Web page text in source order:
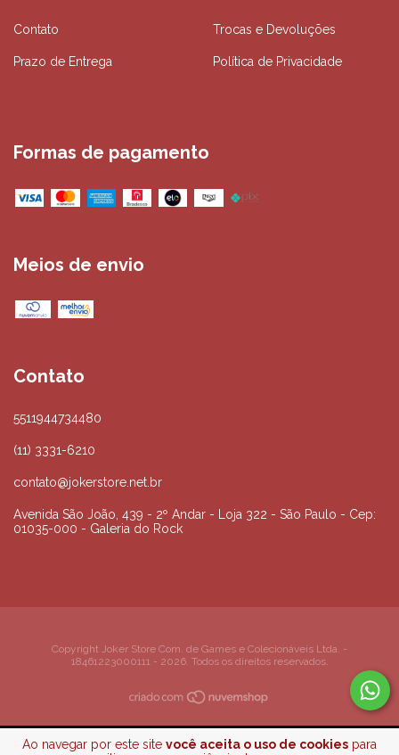
Ao navegar por este site você aceita o uso de cookies para
Contato Trocas e Devoluções
Prazo de Entrega Política de Privacidade
Formas de pagamento
Meios de envio
Contato
5511944734480
(11) 3331-6210
contato@jokerstore.net.br
Avenida São João, 439 - 2º Andar - Loja 322 - São Paulo - Cep:
01035-000 - Galeria do Rock
Copyright Joker Store Com. de Games e Colecionáveis Ltda. -
18461223000111 - 2026. Todos os direitos reservados.